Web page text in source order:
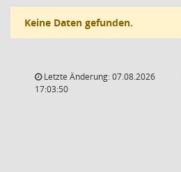
Keine Daten gefunden.
Letzte Änderung: 07.08.2026
17:03:50